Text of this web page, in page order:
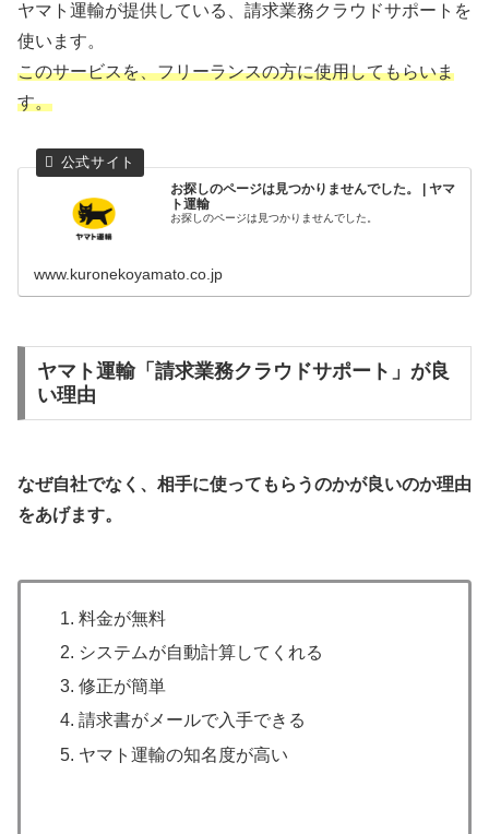
ヤマト運輸が提供している、請求業務クラウドサポートを
使います。
このサービスを、フリーランスの方に使用してもらいま
す。
お探しのページは見つかりませんでした。 | ヤマ
ト運輸
お探しのページは見つかりませんでした。
www.kuronekoyamato.co.jp
ヤマト運輸「請求業務クラウドサポート」が良
い理由
なぜ自社でなく、相手に使ってもらうのかが良いのか理由
をあげます。
料金が無料
システムが自動計算してくれる
修正が簡単
請求書がメールで入手できる
ヤマト運輸の知名度が高い